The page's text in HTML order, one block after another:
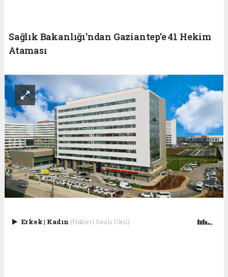
Sağlık Bakanlığı'ndan Gaziantep'e 41 Hekim
Ataması
Erkek| Kadın (Haberi Sesli Oku)